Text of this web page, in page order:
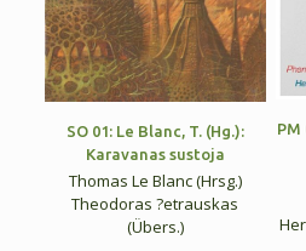
SO 01: Le Blanc, T. (Hg.):
Karavanas sustoja
Thomas Le Blanc (Hrsg.)
Theodoras ?etrauskas
(Übers.)
PM